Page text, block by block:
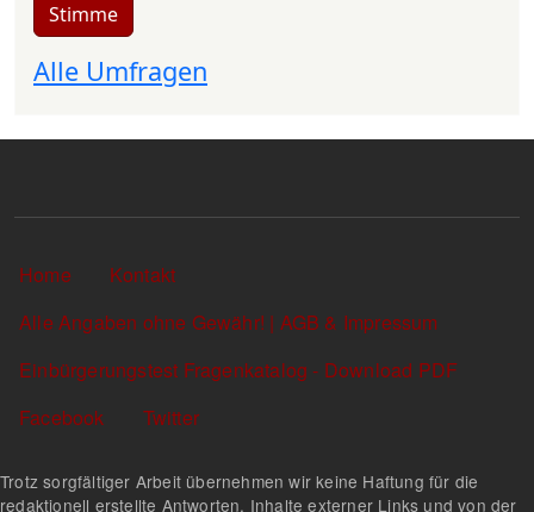
Stimme
Alle Umfragen
Sekundärlinks
Home
Kontakt
Alle Angaben ohne Gewähr! | AGB & Impressum
Einbürgerungstest Fragenkatalog - Download PDF
Facebook
Twitter
Trotz sorgfältiger Arbeit übernehmen wir keine Haftung für die
redaktionell erstellte Antworten, Inhalte externer Links und von der